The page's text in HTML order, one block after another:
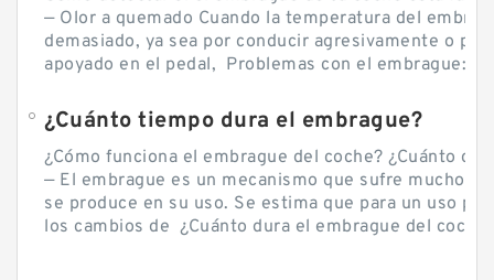
— Olor a quemado Cuando la temperatura del
demasiado, ya sea por conducir agresivamente o
apoyado en el pedal, Problemas con el embrague:
¿Cuánto tiempo dura el embrague?
¿Cómo funciona el embrague del coche? ¿Cuánto
— El embrague es un mecanismo que sufre mucho
se produce en su uso. Se estima que para un uso
los cambios de ¿Cuánto dura el embrague del